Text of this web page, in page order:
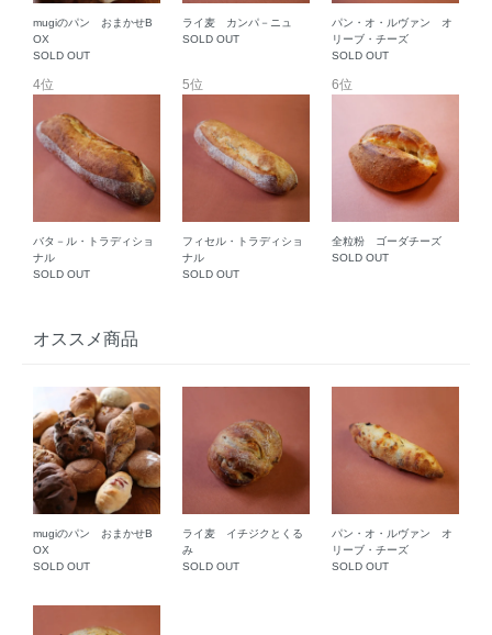
mugiのパン おまかせB
OX
SOLD OUT
ライ麦 カンパ－ニュ
SOLD OUT
パン・オ・ルヴァン オ
リーブ・チーズ
SOLD OUT
4位
バタ－ル・トラディショ
ナル
SOLD OUT
5位
フィセル・トラディショ
ナル
SOLD OUT
6位
全粒粉 ゴーダチーズ
SOLD OUT
オススメ商品
mugiのパン おまかせB
OX
SOLD OUT
ライ麦 イチジクとくる
み
SOLD OUT
パン・オ・ルヴァン オ
リーブ・チーズ
SOLD OUT